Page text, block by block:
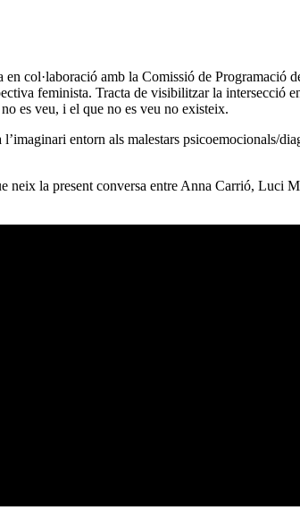
col·laboració amb la Comissió de Programació
feminista. Tracta de visibilitzar la intersecció
es veu, i el que no es veu no existeix.
entorn als malestars psicoemocionals/
la present conversa entre Anna Carrió, Luci